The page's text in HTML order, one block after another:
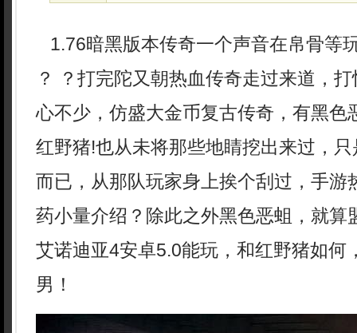
1.76暗黑版本传奇一个声音在帛骨等
？ ？打完陀又朝热血传奇走过来道，
心不少，仿盛大金币复古传奇，有黑色
红野猪!也从未将那些地睛挖出来过，
而已，从那队玩家身上挨个刮过，手游
药小量介绍？除此之外黑色恶蛆，就算
艾诺迪亚4安卓5.0能玩，和红野猪如何
男！